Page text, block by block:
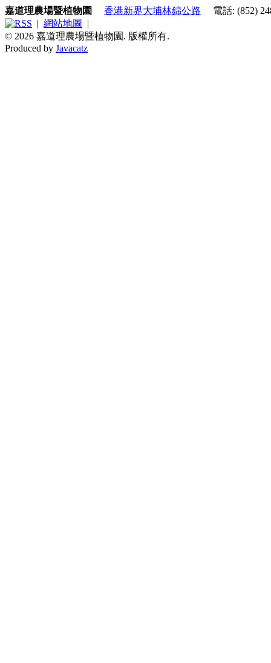
嘉道理農場暨植物園 香港新界大埔林錦公路 電話: (852)
| 網站地圖
|
© 2026 嘉道理農場暨植物園. 版權所有.
Produced by Javacatz